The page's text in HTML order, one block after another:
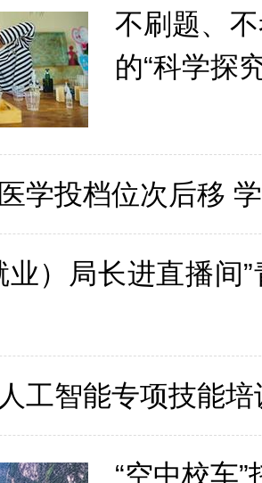
不刷题、
的“科学探
学投档位次后移
业）局长进直播间
工智能专项技能培
“空中校车